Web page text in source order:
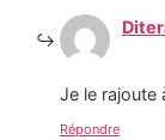
Je le rajoute
Répondre